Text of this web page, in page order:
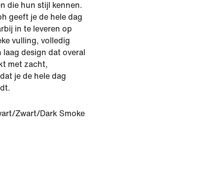
die hun stijl kennen.
geeft je de hele dag
in te leveren op
vulling, volledig
design dat overal
met zacht,
je de hele dag
Zwart/Dark Smoke